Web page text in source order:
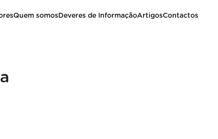
Quem somosDeveres de InformaçãoArtigosContactos